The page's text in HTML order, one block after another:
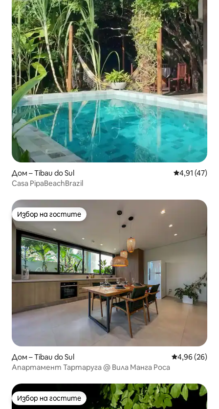
Дом – Tibau do Sul Средна
4,91 (47)
Casa PipaBeachBrazil
Избор на гостите
Избор на гостите
Дом – Tibau do Sul Средна
4,96 (26)
Апартамент Тартаруга @ Вила Манга Роса
Избор на гостите
Избор на гостите